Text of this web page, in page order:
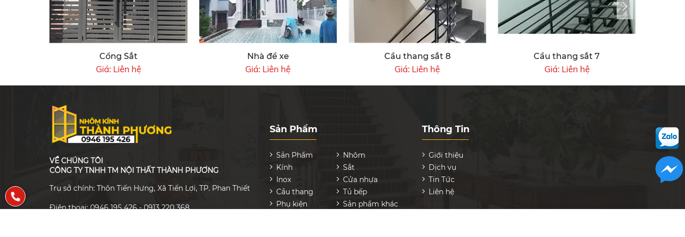
Cổng Sắt
Giá: Liên hệ
Nhà để xe
Giá: Liên hệ
Cầu thang sắt 8
Giá: Liên hệ
Cầu thang sắt 7
Giá: Liên hệ
VỀ CHÚNG TÔI
CÔNG TY TNHH TM NỘI THẤT THÀNH PHƯƠNG
Trụ sở chính: Thôn Tiến Hưng, Xã Tiến Lợi, TP. Phan Thiết
Điện thoại: 0946 195 426 - 0913 220 368
Sản Phẩm
Sản Phẩm
Nhôm
Kính
Sắt
Inox
Cửa nhựa
Cầu thang
Tủ bếp
Phụ kiện
Sản phẩm khác
Thông Tin
Giới thiệu
Dịch vụ
Tin Tức
Liên hệ